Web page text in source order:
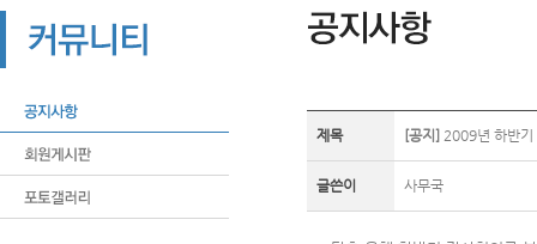
제목 [공지] 2009년 하반기
글쓴이 사무국